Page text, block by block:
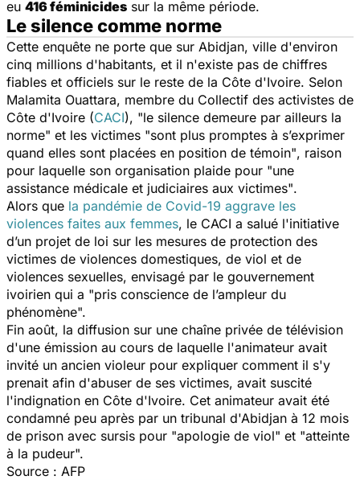
eu 416 féminicides sur la même période.
Le silence comme norme
Cette enquête ne porte que sur Abidjan, ville d'environ
cinq millions d'habitants, et il n'existe pas de chiffres
fiables et officiels sur le reste de la Côte d'Ivoire. Selon
Malamita Ouattara, membre du Collectif des activistes de
Côte d'Ivoire (CACI), "le silence demeure par ailleurs la
norme" et les victimes "sont plus promptes à s’exprimer
quand elles sont placées en position de témoin", raison
pour laquelle son organisation plaide pour "une
assistance médicale et judiciaires aux victimes".
Alors que la pandémie de Covid-19 aggrave les
violences faites aux femmes, le CACI a salué l'initiative
d’un projet de loi sur les mesures de protection des
victimes de violences domestiques, de viol et de
violences sexuelles, envisagé par le gouvernement
ivoirien qui a "pris conscience de l’ampleur du
phénomène".
Fin août, la diffusion sur une chaîne privée de télévision
d'une émission au cours de laquelle l'animateur avait
invité un ancien violeur pour expliquer comment il s'y
prenait afin d'abuser de ses victimes, avait suscité
l'indignation en Côte d'Ivoire. Cet animateur avait été
condamné peu après par un tribunal d'Abidjan à 12 mois
de prison avec sursis pour "apologie de viol" et "atteinte
à la pudeur".
Source : AFP